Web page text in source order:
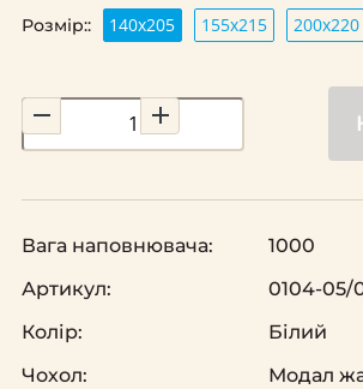
Розмір:: 140х205 155х215 200х220
Вага наповнювача:
1000
Артикул:
0104-05/
Колір:
Білий
Чохол:
Модал